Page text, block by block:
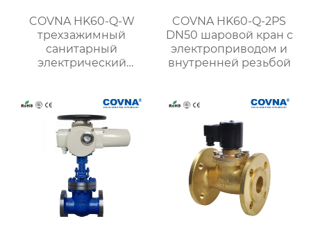
COVNA HK60-Q-W
трехзажимный
санитарный
электрический
COVNA HK60-Q-2PS
DN50 шаровой кран с
электроприводом и
внутренней резьбой